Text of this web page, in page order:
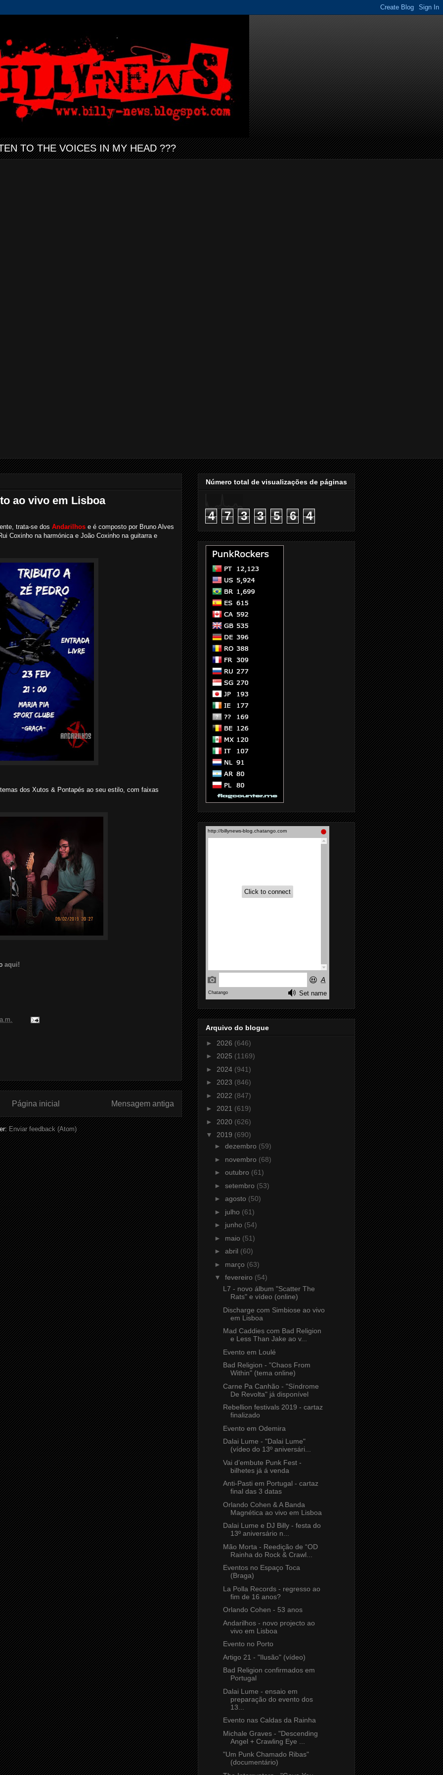
TO THE VOICES IN MY HEAD ???
ao vivo em Lisboa
trata-se dos Andarilhos e é composto por Bruno Alves
Coxinho na harmónica e João Coxinho na guitarra e
dos Xutos & Pontapés ao seu estilo, com faixas
aqui!
Mensagem antiga
Página inicial
Enviar feedback (Atom)
Número total de visualizações de páginas
4 7 3 3 5 6 4
Arquivo do blogue
► 2026 (646)
► 2025 (1169)
► 2024 (941)
► 2023 (846)
► 2022 (847)
► 2021 (619)
► 2020 (626)
▼ 2019 (690)
► dezembro (59)
► novembro (68)
► outubro (61)
► setembro (53)
► agosto (50)
► julho (61)
► junho (54)
► maio (51)
► abril (60)
► março (63)
▼ fevereiro (54)
L7 - novo álbum "Scatter The
Rats" e vídeo (online)
Discharge com Simbiose ao vivo
em Lisboa
Mad Caddies com Bad Religion
e Less Than Jake ao v...
Evento em Loulé
Bad Religion - "Chaos From
Within" (tema online)
Carne Pa Canhão - "Síndrome
De Revolta" já disponível
Rebellion festivals 2019 - cartaz
finalizado
Evento em Odemira
Dalai Lume - "Dalai Lume"
(vídeo do 13º aniversári...
Vai d’embute Punk Fest -
bilhetes já á venda
Anti-Pasti em Portugal - cartaz
final das 3 datas
Orlando Cohen & A Banda
Magnética ao vivo em Lisboa
Dalai Lume e DJ Billy - festa do
13º aniversário n...
Mão Morta - Reedição de “OD
Rainha do Rock & Crawl...
Eventos no Espaço Toca
(Braga)
La Polla Records - regresso ao
fim de 16 anos?
Orlando Cohen - 53 anos
Andarilhos - novo projecto ao
vivo em Lisboa
Evento no Porto
Artigo 21 - "Ilusão" (vídeo)
Bad Religion confirmados em
Portugal
Dalai Lume - ensaio em
preparação do evento dos
13...
Evento nas Caldas da Rainha
Michale Graves - "Descending
Angel + Crawling Eye ...
"Um Punk Chamado Ribas"
(documentário)